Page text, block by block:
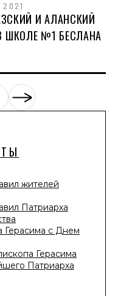
жителей
Патриарха
Герасима с Днем
Герасима
Патриарха
И АЛАНСКИЙ
№1 БЕСЛАНА